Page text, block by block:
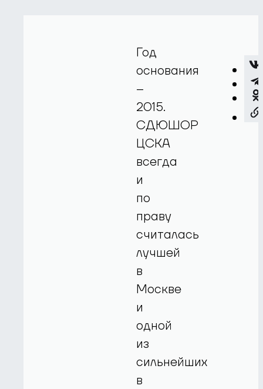
Год
основания
–
2015.
СДЮШОР
ЦСКА
всегда
и
по
праву
считалась
лучшей
в
Москве
и
одной
из
сильнейших
в